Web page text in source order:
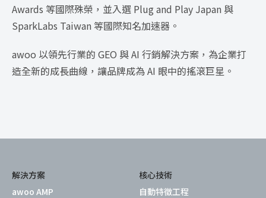
Awards 等國際殊榮，並入選 Plug and Play Japan 與
SparkLabs Taiwan 等國際知名加速器。
awoo 以領先行業的 GEO 與 AI 行銷解決方案，為企業打
造全新的成長曲線，讓品牌成為 AI 眼中的搖滾巨星。
解決方案
awoo AMP
核心技術
自動特徵工程